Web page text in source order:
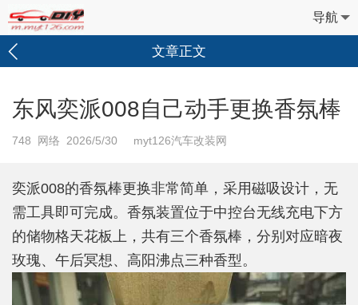
导航
文章正文
东风奕派008自己动手更换香氛棒
748 网络 2026/5/30 myt126汽车改装网
奕派008的香氛棒更换非常简单，采用磁吸设计，无
需工具即可完成。香氛装置位于中控台无线充电下方
的储物格天花板上，共有三个香氛棒，分别对应暗夜
玫瑰、午后冥想、高阳沸点三种香型。